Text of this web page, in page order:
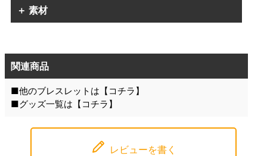
＋ 素材
関連商品
■他のブレスレットは【 コチラ 】
■グッズ一覧は【 コチラ 】
レビューを書く